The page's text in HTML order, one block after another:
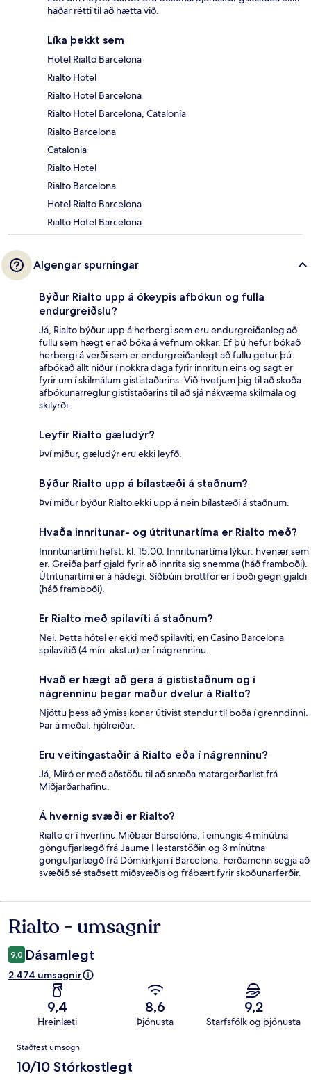
háðar rétti til að hætta við.
Líka þekkt sem
Hotel Rialto Barcelona
Rialto Hotel
Rialto Hotel Barcelona
Rialto Hotel Barcelona, Catalonia
Rialto Barcelona
Catalonia
Rialto Hotel
Rialto Barcelona
Hotel Rialto Barcelona
Rialto Hotel Barcelona
Algengar spurningar
Býður Rialto upp á ókeypis afbókun og fulla
endurgreiðslu?
Já, Rialto býður upp á herbergi sem eru endurgreiðanleg að
fullu sem hægt er að bóka á vefnum okkar. Ef þú hefur bókað
herbergi á verði sem er endurgreiðanlegt að fullu getur þú
afbókað allt niður í nokkra daga fyrir innritun eins og sagt er
fyrir um í skilmálum gististaðarins. Við hvetjum þig til að skoða
afbókunarreglur gististaðarins til að sjá nákvæma skilmála og
skilyrði.
Leyfir Rialto gæludýr?
Því miður, gæludýr eru ekki leyfð.
Býður Rialto upp á bílastæði á staðnum?
Því miður býður Rialto ekki upp á nein bílastæði á staðnum.
Hvaða innritunar- og útritunartíma er Rialto með?
Innritunartími hefst: kl. 15:00. Innritunartíma lýkur: hvenær sem
er. Greiða þarf gjald fyrir að innrita sig snemma (háð framboði).
Útritunartími er á hádegi. Síðbúin brottför er í boði gegn gjaldi
(háð framboði).
Er Rialto með spilavíti á staðnum?
Nei. Þetta hótel er ekki með spilavíti, en Casino Barcelona
spilavítið (4 mín. akstur) er í nágrenninu.
Hvað er hægt að gera á gististaðnum og í
nágrenninu þegar maður dvelur á Rialto?
Njóttu þess að ýmiss konar útivist stendur til boða í grenndinni.
Þar á meðal: hjólreiðar.
Eru veitingastaðir á Rialto eða í nágrenninu?
Já, Miró er með aðstöðu til að snæða matargerðarlist frá
Miðjarðarhafinu.
Á hvernig svæði er Rialto?
Rialto er í hverfinu Miðbær Barselóna, í einungis 4 mínútna
göngufjarlægð frá Jaume I lestarstöðin og 3 mínútna
göngufjarlægð frá Dómkirkjan í Barcelona. Ferðamenn segja að
svæðið sé staðsett miðsvæðis og frábært fyrir skoðunarferðir.
Umsagnir
Rialto - umsagnir
9,0 Dásamlegt
2.474 umsagnir
9,4
Hreinlæti
8,6
Þjónusta
9,2
Starfsfólk og þjónusta
Umsagnir
Staðfest umsögn
10/10 Stórkostlegt